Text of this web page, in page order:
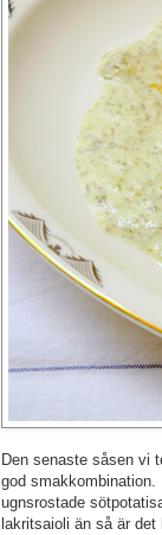
Den senaste såsen vi
god
ugnsrostade
lakritsaioli än så är